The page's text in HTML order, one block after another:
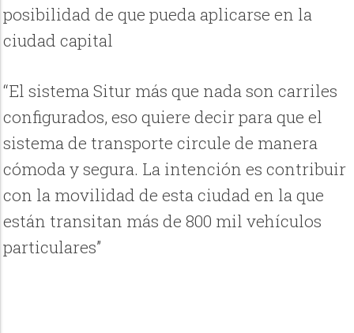
posibilidad de que pueda aplicarse en la
ciudad capital
“El sistema Situr más que nada son carriles
configurados, eso quiere decir para que el
sistema de transporte circule de manera
cómoda y segura. La intención es contribuir
con la movilidad de esta ciudad en la que
están transitan más de 800 mil vehículos
particulares”